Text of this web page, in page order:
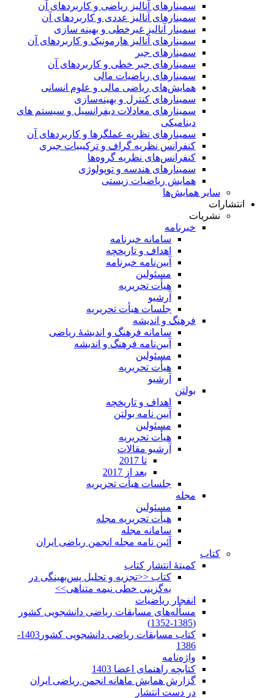
سمینارهای آنالیز ریاضی و کاربردهای آن
سمینارهای آنالیز عددی و کاربردهای آن
سمینار آنالیز غیرخطی و بهینه سازی
سمینارهای آنالیز هارمونیک و کاربردهای آن
سمینار‌های جبر
سمینارهای جبر خطی و کاربردهای آن
سمینار‌های ریاضیات مالی
همایش‌های ریاضی مالی و علوم انسانی
سمینارهای کنترل و بهینه‌سازی
سمینارهای معادلات دیفرانسیل و سیستم های
دینامیکی
سمینار‌های نظریه عملگرها و کاربردهای آن
کنفرانس نظریه گراف و ترکیبیات جبری
کنفرانس‌های نظریه گروه‌ها
سمینار‌های هندسه و توپولوژی
همایش ریاضیات زیستی
سایر همایش‌ها
انتشارات
نشریات
خبرنامه
سامانه خبرنامه
اهداف و تاریخچه
آیین‌نامه خبرنامه
مسئولین
هیأت تحریریه
آرشیو
جلسات هیأت تحریریه
فرهنگ و اندیشه
سامانه فرهنگ و اندیشۀ ریاضی
آیین‌نامه فرهنگ و اندیشه
مسئولین
هیأت تحریریه
آرشیو
بولتن
اهداف و تاریخچه
آیین نامه بولتن
مسئولین
هیأت تحریریه
آرشیو مقالات
تا 2017
بعد از 2017
جلسات هیأت تحریریه
مجله
مسئولین
هیأت تحریریه مجله
سامانه مجله
آئین نامه مجله انجمن ریاضی ایران
کتاب
کمیتۀ انتشار کتاب
کتاب <<تجزیه و تحلیل پس‌بهینگی در
به‌گزینی خطی نیمه متناهی>>
انفجار ریاضیات
مسأله‌های مسابقات ریاضی دانشجویی کشور
(1385-1352)
کتاب مسابقات ریاضی دانشجویی کشور1403-
1386
واژه‌نامه
کتابچه راهنمای اعضا 1403
گزارش همایش ماهانه انجمن ریاضی ایران
در دست انتشار